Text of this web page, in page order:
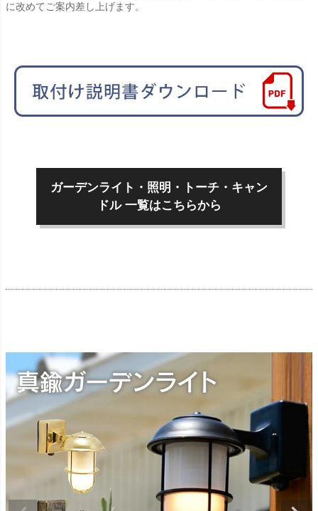
に改めてご案内差し上げます。
ガーデンライト・照明・トーチ・キャン
ドル 一覧はこちらから